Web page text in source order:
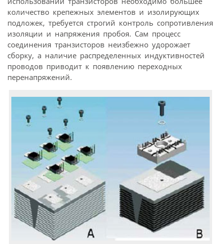
количество крепежных элементов и изолирующих
подложек, требуется строгий контроль сопротивления
изоляции и напряжения пробоя. Сам процесс
соединения транзисторов неизбежно удорожает
сборку, а наличие распределенных индуктивностей
проводов приводит к появлению переходных
перенапряжений.